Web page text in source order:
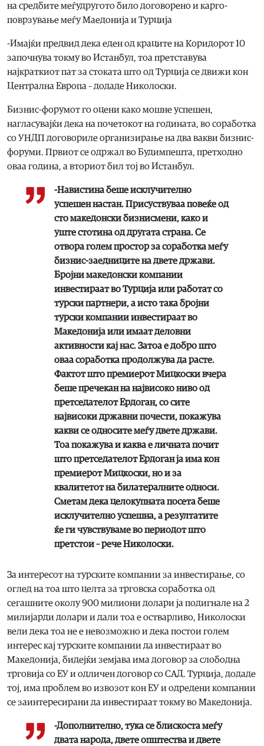
на средбите меѓудругото било договорено и карго-
поврзување меѓу Маедонија и Турција
-Имајќи предвид дека еден од краците на Коридорот 10
започнува токму во Истанбул, тоа претставува
најкраткиот пат за стоката што од Турција се движи кон
Централна Европа – додаде Николоски.
Бизнис-форумот го оцени како мошне успешен,
нагласувајќи дека на почетокот на годината, во соработка
со УНДП договориле организирање на два вакви бизнис-
форуми. Првиот се одржал во Будимпешта, претходно
оваа година, а вториот бил тој во Истанбул.
-Навистина беше исклучително
успешен настан. Присуствуваа повеќе од
сто македонски бизнисмени, како и
уште стотина од другата страна. Се
отвора голем простор за соработка меѓу
бизнис-заедниците на двете држави.
Бројни македонски компании
инвестираат во Турција или работат со
турски партнери, а исто така бројни
турски компании инвестираат во
Македонија или имаат деловни
активности кај нас. Затоа е добро што
оваа соработка продолжува да расте.
Фактот што премиерот Мицкоски вчера
беше пречекан на највисоко ниво од
претседателот Ердоган, со сите
највисоки државни почести, покажува
какви се односите меѓу двете држави.
Тоа покажува и каква е личната почит
што претседателот Ердоган ја има кон
премиерот Мицкоски, но и за
квалитетот на билатералните односи.
Сметам дека целокупната посета беше
исклучително успешна, а резултатите
ќе ги чувствуваме во периодот што
претстои – рече Николоски.
За интересот на турските компании за инвестирање, со
оглед на тоа што целта за трговска соработка од
сегашните околу 900 милиони долари ја подигнале на 2
милијарди долари и дали тоа е остварливо, Николоски
вели дека тоа не е невозможно и дека постои голем
интерес кај турските компании да инвестираат во
Македонија, бидејќи земјава има договор за слободна
трговија со ЕУ и одличен договор со САД. Турција, додаде
тој, има проблем во извозот кон ЕУ и одредени компании
се заинтересирани да инвестираат токму во Македонија.
-Дополнително, тука се блискоста меѓу
двата народа, двете општества и двете